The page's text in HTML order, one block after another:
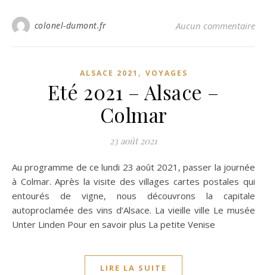
colonel-dumont.fr Aucun commentaire
ALSACE 2021 , VOYAGES
Eté 2021 – Alsace –
Colmar
23 août 2021
Au programme de ce lundi 23 août 2021, passer la journée
à Colmar. Après la visite des villages cartes postales qui
entourés de vigne, nous découvrons la capitale
autoproclamée des vins d’Alsace. La vieille ville Le musée
Unter Linden Pour en savoir plus La petite Venise
LIRE LA SUITE